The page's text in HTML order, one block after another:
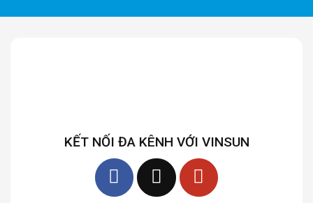
KẾT NỐI ĐA KÊNH VỚI VINSUN